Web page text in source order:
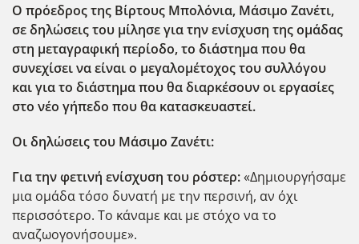
Ο πρόεδρος της Βίρτους Μπολόνια, Μάσιμο Ζανέτι,
σε δηλώσεις του μίλησε για την ενίσχυση της ομάδας
στη μεταγραφική περίοδο, το διάστημα που θα
συνεχίσει να είναι ο μεγαλομέτοχος του συλλόγου
και για το διάστημα που θα διαρκέσουν οι εργασίες
στο νέο γήπεδο που θα κατασκευαστεί.
Οι δηλώσεις του Μάσιμο Ζανέτι:
Για την φετινή ενίσχυση του ρόστερ:«Δημιουργήσαμε
μια ομάδα τόσο δυνατή με την περσινή, αν όχι
περισσότερο. Το κάναμε και με στόχο να το
αναζωογονήσουμε».